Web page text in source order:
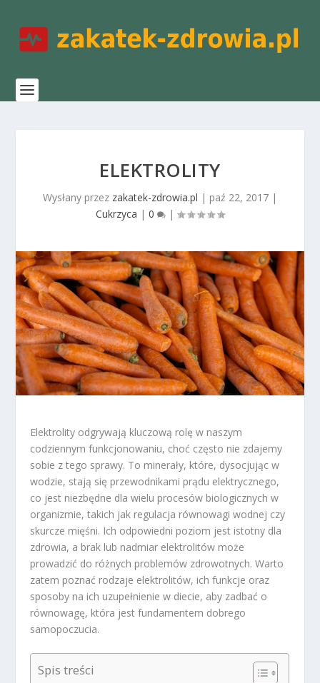
ELEKTROLITY
Wysłany przez zakatek-zdrowia.pl | paź 22, 2017 |
Cukrzyca | 0 |
Elektrolity odgrywają kluczową rolę w naszym
codziennym funkcjonowaniu, choć często nie zdajemy
sobie z tego sprawy. To minerały, które, dysocjując w
wodzie, stają się przewodnikami prądu elektrycznego,
co jest niezbędne dla wielu procesów biologicznych w
organizmie, takich jak regulacja równowagi wodnej czy
skurcze mięśni. Ich odpowiedni poziom jest istotny dla
zdrowia, a brak lub nadmiar elektrolitów może
prowadzić do różnych problemów zdrowotnych. Warto
zatem poznać rodzaje elektrolitów, ich funkcje oraz
sposoby na ich uzupełnienie w diecie, aby zadbać o
równowagę, która jest fundamentem dobrego
samopoczucia.
Spis treści